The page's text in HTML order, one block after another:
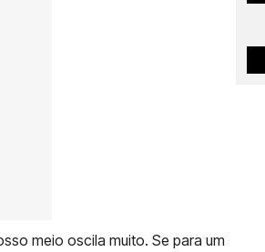
meio oscila muito. Se para um